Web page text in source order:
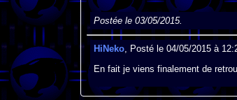
Postée le 03/05/2015.
HiNeko, Posté le 04/05/2015 à
En fait je viens finalement de